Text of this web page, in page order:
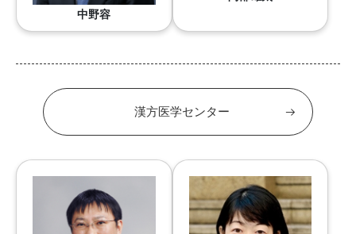
中野容
漢方医学センター